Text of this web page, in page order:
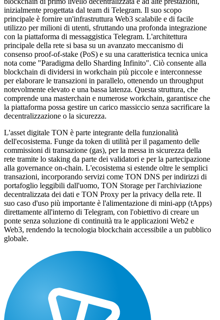
inizialmente progettata dal team di Telegram. Il suo scopo
principale è fornire un'infrastruttura Web3 scalabile e di facile
utilizzo per milioni di utenti, sfruttando una profonda integrazione
con la piattaforma di messaggistica Telegram. L'architettura
principale della rete si basa su un avanzato meccanismo di
consenso proof-of-stake (PoS) e su una caratteristica tecnica unica
nota come "Paradigma dello Sharding Infinito". Ciò consente alla
blockchain di dividersi in workchain più piccole e interconnesse
per elaborare le transazioni in parallelo, ottenendo un throughput
notevolmente elevato e una bassa latenza. Questa struttura, che
comprende una masterchain e numerose workchain, garantisce che
la piattaforma possa gestire un carico massiccio senza sacrificare la
decentralizzazione o la sicurezza.
L'asset digitale TON è parte integrante della funzionalità
dell'ecosistema. Funge da token di utilità per il pagamento delle
commissioni di transazione (gas), per la messa in sicurezza della
rete tramite lo staking da parte dei validatori e per la partecipazione
alla governance on-chain. L'ecosistema si estende oltre le semplici
transazioni, incorporando servizi come TON DNS per indirizzi di
portafoglio leggibili dall'uomo, TON Storage per l'archiviazione
decentralizzata dei dati e TON Proxy per la privacy della rete. Il
suo caso d'uso più importante è l'alimentazione di mini-app (tApps)
direttamente all'interno di Telegram, con l'obiettivo di creare un
ponte senza soluzione di continuità tra le applicazioni Web2 e
Web3, rendendo la tecnologia blockchain accessibile a un pubblico
globale.